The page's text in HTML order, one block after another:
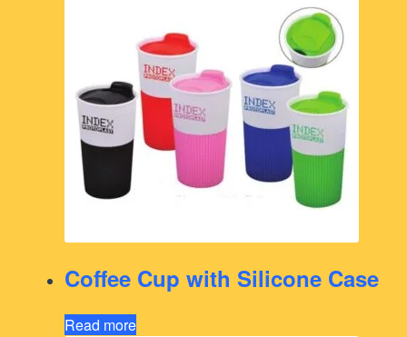
Coffee Cup with Silicone Case
Read more